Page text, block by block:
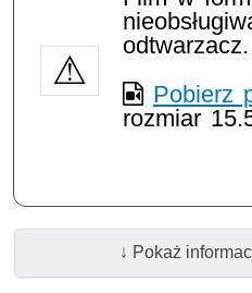
odtwarzacz.
Pobierz
rozmiar
↓ Pokaż